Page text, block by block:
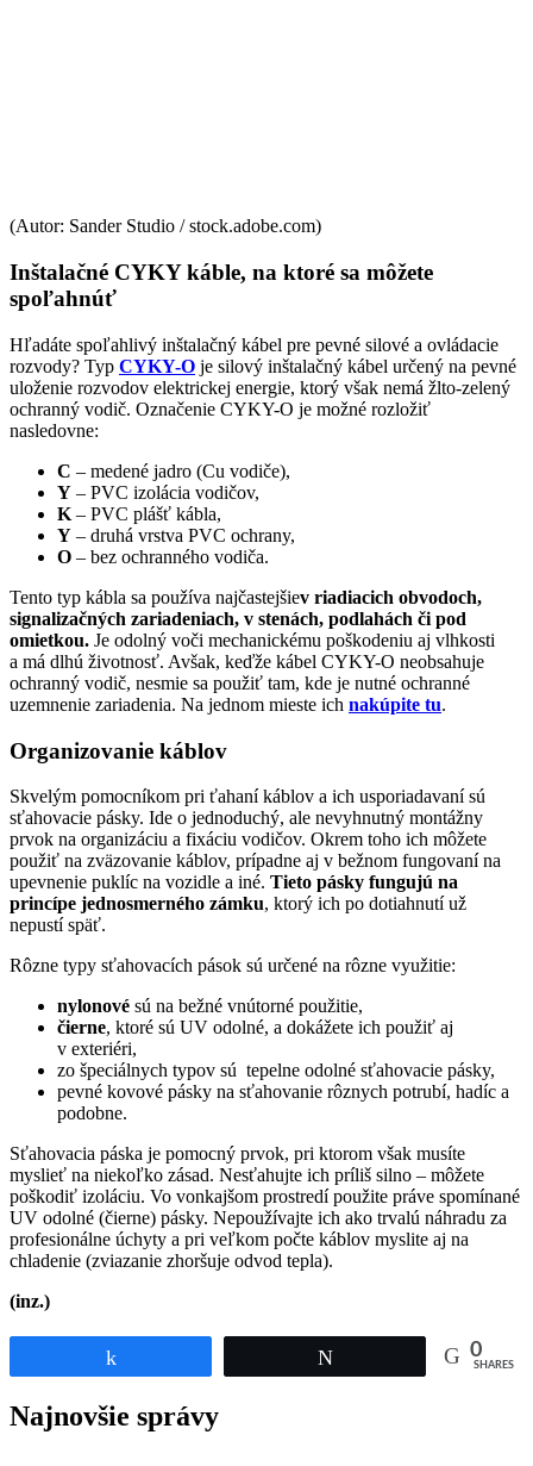
(Autor: Sander Studio / stock.adobe.com)
Inštalačné CYKY káble, na ktoré sa môžete
spoľahnúť
Hľadáte spoľahlivý inštalačný kábel pre pevné silové a ovládacie
rozvody? Typ CYKY-O je silový inštalačný kábel určený na pevné
uloženie rozvodov elektrickej energie, ktorý však nemá žlto-zelený
ochranný vodič. Označenie CYKY-O je možné rozložiť
nasledovne:
C – medené jadro (Cu vodiče),
Y – PVC izolácia vodičov,
K – PVC plášť kábla,
Y – druhá vrstva PVC ochrany,
O – bez ochranného vodiča.
Tento typ kábla sa používa najčastejšiev riadiacich obvodoch,
signalizačných zariadeniach, v stenách, podlahách či pod
omietkou. Je odolný voči mechanickému poškodeniu aj vlhkosti
a má dlhú životnosť. Avšak, keďže kábel CYKY-O neobsahuje
ochranný vodič, nesmie sa použiť tam, kde je nutné ochranné
uzemnenie zariadenia. Na jednom mieste ich nakúpite tu.
Organizovanie káblov
Skvelým pomocníkom pri ťahaní káblov a ich usporiadavaní sú
sťahovacie pásky. Ide o jednoduchý, ale nevyhnutný montážny
prvok na organizáciu a fixáciu vodičov. Okrem toho ich môžete
použiť na zväzovanie káblov, prípadne aj v bežnom fungovaní na
upevnenie puklíc na vozidle a iné. Tieto pásky fungujú na
princípe jednosmerného zámku, ktorý ich po dotiahnutí už
nepustí späť.
Rôzne typy sťahovacích pások sú určené na rôzne využitie:
nylonové sú na bežné vnútorné použitie,
čierne, ktoré sú UV odolné, a dokážete ich použiť aj
v exteriéri,
zo špeciálnych typov sú tepelne odolné sťahovacie pásky,
pevné kovové pásky na sťahovanie rôznych potrubí, hadíc a
podobne.
Sťahovacia páska je pomocný prvok, pri ktorom však musíte
myslieť na niekoľko zásad. Nesťahujte ich príliš silno – môžete
poškodiť izoláciu. Vo vonkajšom prostredí použite práve spomínané
UV odolné (čierne) pásky. Nepoužívajte ich ako trvalú náhradu za
profesionálne úchyty a pri veľkom počte káblov myslite aj na
chladenie (zviazanie zhoršuje odvod tepla).
(inz.)
0
SHARES
Najnovšie správy